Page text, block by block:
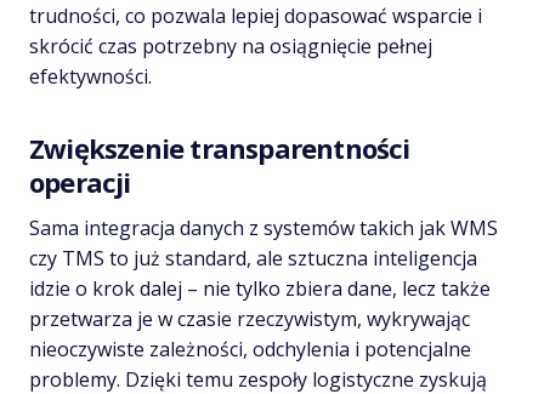
trudności, co pozwala lepiej dopasować wsparcie i
skrócić czas potrzebny na osiągnięcie pełnej
efektywności.
Zwiększenie transparentności
operacji
Sama integracja danych z systemów takich jak WMS
czy TMS to już standard, ale sztuczna inteligencja
idzie o krok dalej – nie tylko zbiera dane, lecz także
przetwarza je w czasie rzeczywistym, wykrywając
nieoczywiste zależności, odchylenia i potencjalne
problemy. Dzięki temu zespoły logistyczne zyskują